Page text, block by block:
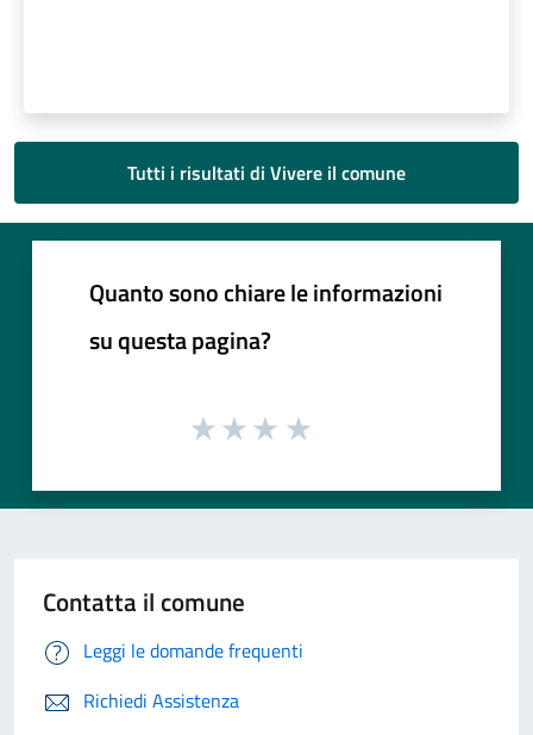
Tutti i risultati di Vivere il comune
Quanto sono chiare le informazioni
su questa pagina?
Contatta il comune
Leggi le domande frequenti
Richiedi Assistenza